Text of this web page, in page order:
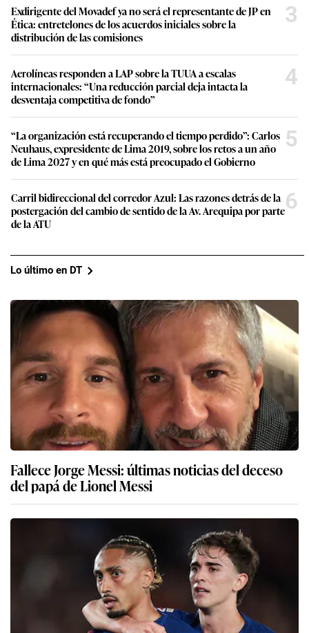
Exdirigente del Movadef ya no será el representante de JP en
Ética: entretelones de los acuerdos iniciales sobre la
distribución de las comisiones
3
Aerolíneas responden a LAP sobre la TUUA a escalas
internacionales: “Una reducción parcial deja intacta la
desventaja competitiva de fondo”
4
“La organización está recuperando el tiempo perdido”: Carlos
Neuhaus, expresidente de Lima 2019, sobre los retos a un año
de Lima 2027 y en qué más está preocupado el Gobierno
5
Carril bidireccional del corredor Azul: Las razones detrás de la
postergación del cambio de sentido de la Av. Arequipa por parte
de la ATU
6
Lo último en DT
Fallece Jorge Messi: últimas noticias del deceso
del papá de Lionel Messi